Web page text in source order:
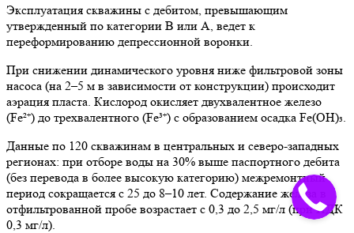
Эксплуатация скважины с дебитом, превышающим
утвержденный по категории B или A, ведет к
переформированию депрессионной воронки.
При снижении динамического уровня ниже фильтровой зоны
насоса (на 2–5 м в зависимости от конструкции) происходит
аэрация пласта. Кислород окисляет двухвалентное железо
(Fe²⁺) до трехвалентного (Fe³⁺) с образованием осадка Fe(OH)₃.
Данные по 120 скважинам в центральных и северо-западных
регионах: при отборе воды на 30% выше паспортного дебита
(без перевода в более высокую категорию) межремонтный
период сокращается с 25 до 8–10 лет. Содержание железа в
отфильтрованной пробе возрастает с 0,3 до 2,5 мг/л (при ПДК
0,3 мг/л).